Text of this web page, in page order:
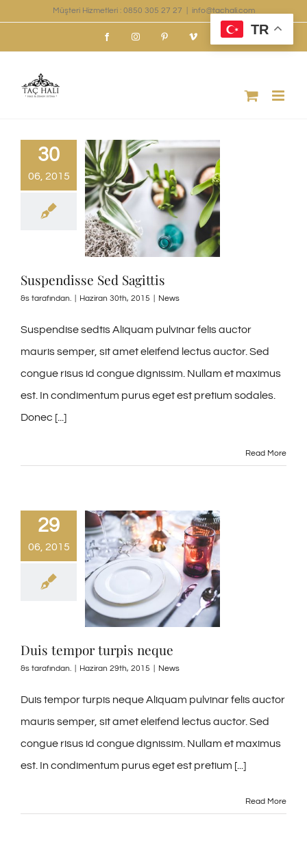
content
Müşteri Hizmetleri : 0850 305 27 27 info@tachali.com
FacebookInstagram PinterestVimeo
30
06, 2015
Suspendisse Sed Sagittis
&s tarafından. Haziran 30th, 2015 News
Suspendise sedtis Aliquam pulvinar felis auctor
mauris semper, sit amet eleifend lectus auctor. Sed
congue risus id congue dignissim. Nullam et maximus
est. In condimentum purus eget est pretium sodales.
Donec [...]
Read More
29
06, 2015
Duis tempor turpis neque
&s tarafından. Haziran 29th, 2015 News
Duis tempor turpis neque Aliquam pulvinar felis auctor
mauris semper, sit amet eleifend lectus auctor. Sed
congue risus id congue dignissim. Nullam et maximus
est. In condimentum purus eget est pretium [...]
Read More
TR